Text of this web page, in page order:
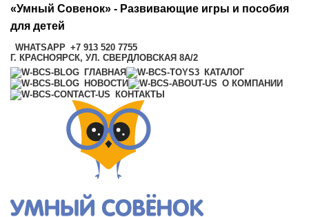
«Умный Совенок» - Развивающие игры и пособия
для детей
WHATSAPP +7 913 520 7755
Г. КРАСНОЯРСК, УЛ. СВЕРДЛОВСКАЯ 8А/2
ГЛАВНАЯ
КАТАЛОГ
НОВОСТИ
О КОМПАНИИ
КОНТАКТЫ